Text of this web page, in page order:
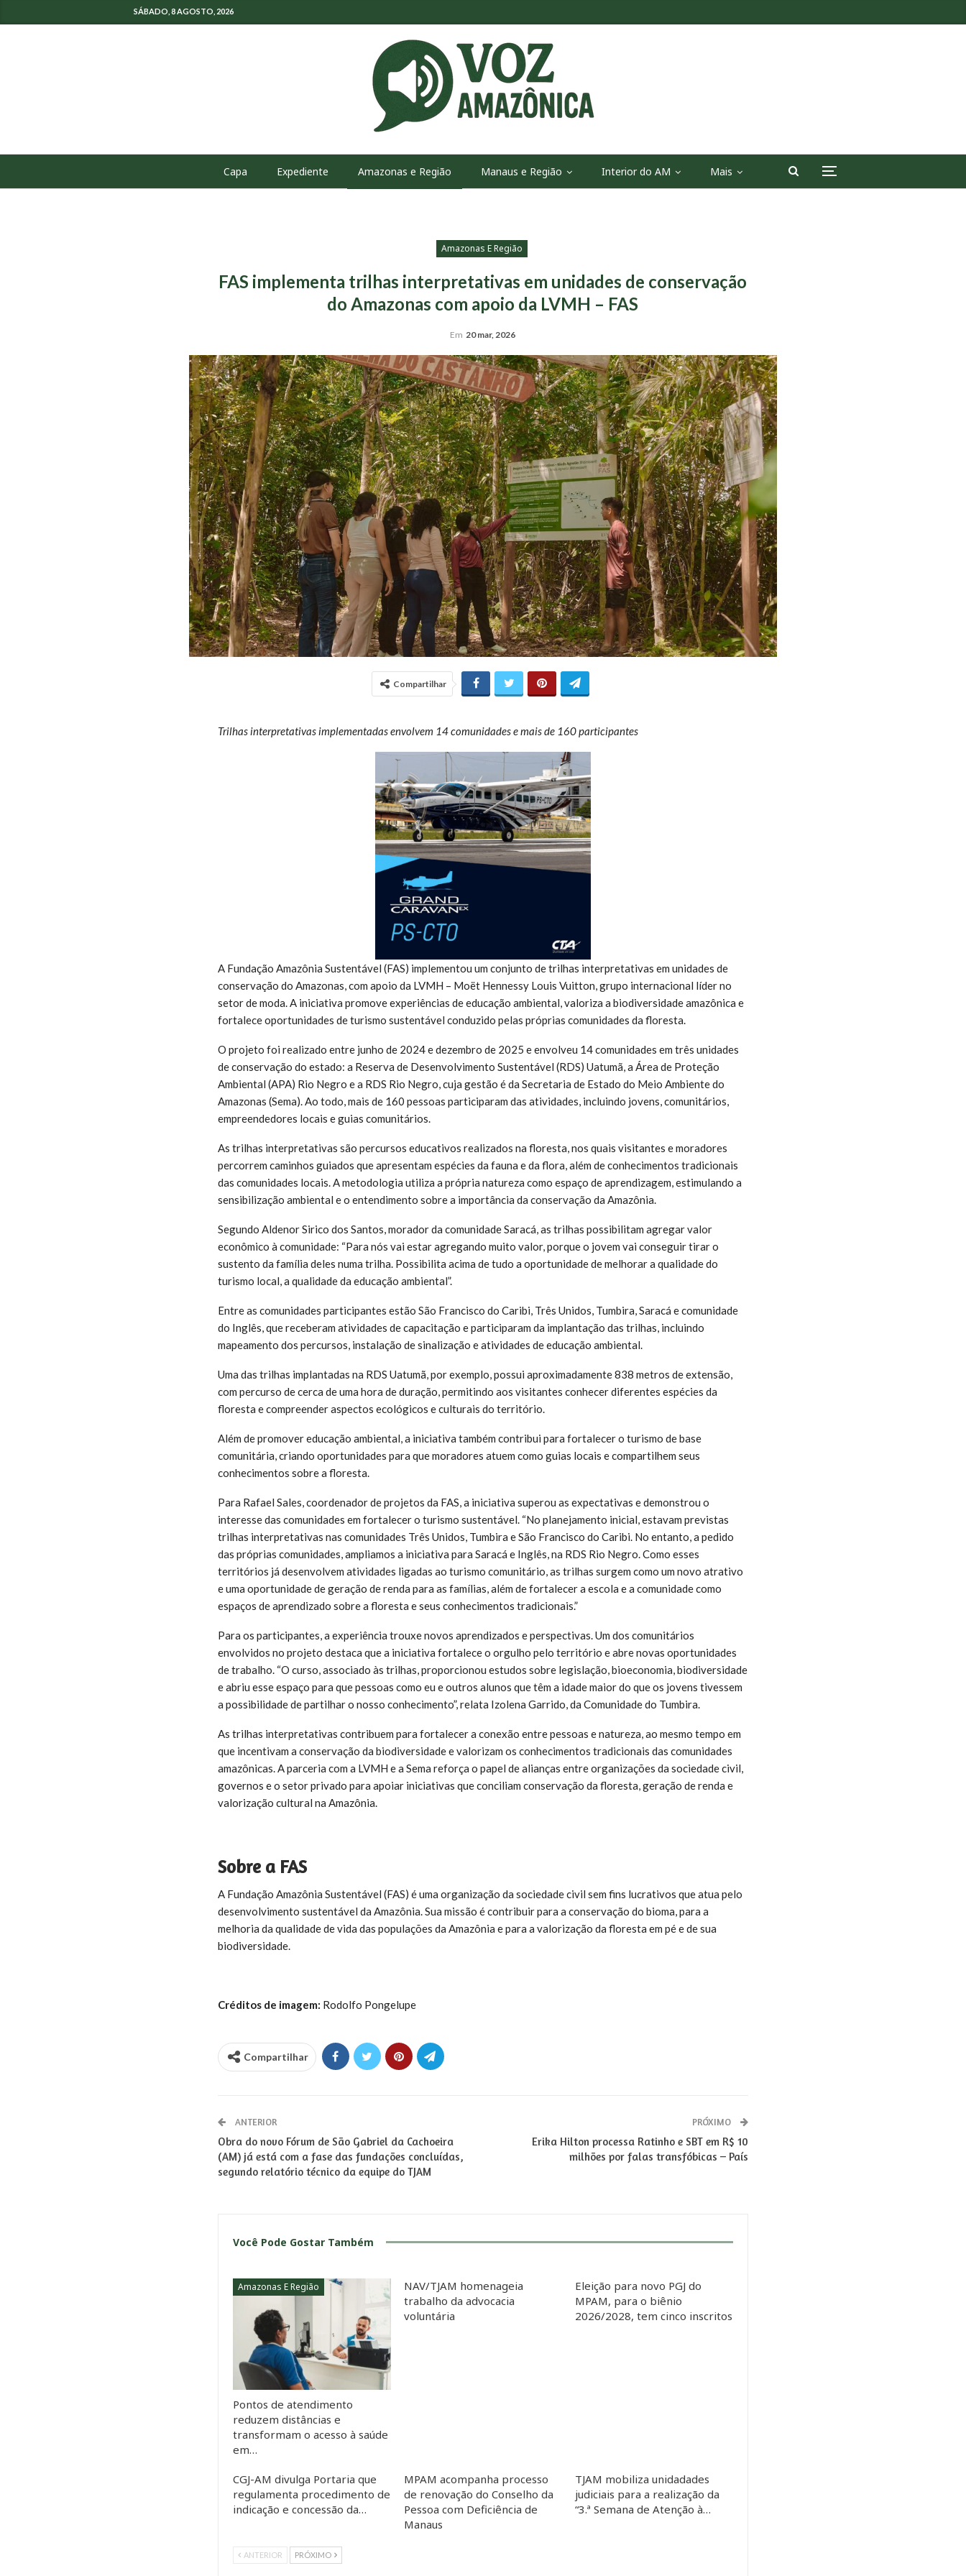
SÁBADO, 8 AGOSTO, 2026
Capa Expediente Amazonas e Região Manaus e Região Interior do AM Mais
Amazonas E Região
FAS implementa trilhas interpretativas em unidades de conservação
do Amazonas com apoio da LVMH – FAS
Em 20 mar, 2026
Compartilhar
Trilhas interpretativas implementadas envolvem 14 comunidades e mais de 160 participantes
A Fundação Amazônia Sustentável (FAS) implementou um conjunto de trilhas interpretativas em unidades de
conservação do Amazonas, com apoio da LVMH – Moët Hennessy Louis Vuitton, grupo internacional líder no
setor de moda. A iniciativa promove experiências de educação ambiental, valoriza a biodiversidade amazônica e
fortalece oportunidades de turismo sustentável conduzido pelas próprias comunidades da floresta.
O projeto foi realizado entre junho de 2024 e dezembro de 2025 e envolveu 14 comunidades em três unidades
de conservação do estado: a Reserva de Desenvolvimento Sustentável (RDS) Uatumã, a Área de Proteção
Ambiental (APA) Rio Negro e a RDS Rio Negro, cuja gestão é da Secretaria de Estado do Meio Ambiente do
Amazonas (Sema). Ao todo, mais de 160 pessoas participaram das atividades, incluindo jovens, comunitários,
empreendedores locais e guias comunitários.
As trilhas interpretativas são percursos educativos realizados na floresta, nos quais visitantes e moradores
percorrem caminhos guiados que apresentam espécies da fauna e da flora, além de conhecimentos tradicionais
das comunidades locais. A metodologia utiliza a própria natureza como espaço de aprendizagem, estimulando a
sensibilização ambiental e o entendimento sobre a importância da conservação da Amazônia.
Segundo Aldenor Sirico dos Santos, morador da comunidade Saracá, as trilhas possibilitam agregar valor
econômico à comunidade: “Para nós vai estar agregando muito valor, porque o jovem vai conseguir tirar o
sustento da família deles numa trilha. Possibilita acima de tudo a oportunidade de melhorar a qualidade do
turismo local, a qualidade da educação ambiental”.
Entre as comunidades participantes estão São Francisco do Caribi, Três Unidos, Tumbira, Saracá e comunidade
do Inglês, que receberam atividades de capacitação e participaram da implantação das trilhas, incluindo
mapeamento dos percursos, instalação de sinalização e atividades de educação ambiental.
Uma das trilhas implantadas na RDS Uatumã, por exemplo, possui aproximadamente 838 metros de extensão,
com percurso de cerca de uma hora de duração, permitindo aos visitantes conhecer diferentes espécies da
floresta e compreender aspectos ecológicos e culturais do território.
Além de promover educação ambiental, a iniciativa também contribui para fortalecer o turismo de base
comunitária, criando oportunidades para que moradores atuem como guias locais e compartilhem seus
conhecimentos sobre a floresta.
Para Rafael Sales, coordenador de projetos da FAS, a iniciativa superou as expectativas e demonstrou o
interesse das comunidades em fortalecer o turismo sustentável. “No planejamento inicial, estavam previstas
trilhas interpretativas nas comunidades Três Unidos, Tumbira e São Francisco do Caribi. No entanto, a pedido
das próprias comunidades, ampliamos a iniciativa para Saracá e Inglês, na RDS Rio Negro. Como esses
territórios já desenvolvem atividades ligadas ao turismo comunitário, as trilhas surgem como um novo atrativo
e uma oportunidade de geração de renda para as famílias, além de fortalecer a escola e a comunidade como
espaços de aprendizado sobre a floresta e seus conhecimentos tradicionais.”
Para os participantes, a experiência trouxe novos aprendizados e perspectivas. Um dos comunitários
envolvidos no projeto destaca que a iniciativa fortalece o orgulho pelo território e abre novas oportunidades
de trabalho. “O curso, associado às trilhas, proporcionou estudos sobre legislação, bioeconomia, biodiversidade
e abriu esse espaço para que pessoas como eu e outros alunos que têm a idade maior do que os jovens tivessem
a possibilidade de partilhar o nosso conhecimento”, relata Izolena Garrido, da Comunidade do Tumbira.
As trilhas interpretativas contribuem para fortalecer a conexão entre pessoas e natureza, ao mesmo tempo em
que incentivam a conservação da biodiversidade e valorizam os conhecimentos tradicionais das comunidades
amazônicas. A parceria com a LVMH e a Sema reforça o papel de alianças entre organizações da sociedade civil,
governos e o setor privado para apoiar iniciativas que conciliam conservação da floresta, geração de renda e
valorização cultural na Amazônia.
Sobre a FAS
A Fundação Amazônia Sustentável (FAS) é uma organização da sociedade civil sem fins lucrativos que atua pelo
desenvolvimento sustentável da Amazônia. Sua missão é contribuir para a conservação do bioma, para a
melhoria da qualidade de vida das populações da Amazônia e para a valorização da floresta em pé e de sua
biodiversidade.
Créditos de imagem: Rodolfo Pongelupe
Compartilhar
ANTERIOR
Obra do novo Fórum de São Gabriel da Cachoeira
(AM) já está com a fase das fundações concluídas,
segundo relatório técnico da equipe do TJAM
PRÓXIMO
Erika Hilton processa Ratinho e SBT em R$ 10
milhões por falas transfóbicas – País
Você Pode Gostar Também
Amazonas E Região
Pontos de atendimento
reduzem distâncias e
transformam o acesso à saúde
em…
NAV/TJAM homenageia
trabalho da advocacia
voluntária
Eleição para novo PGJ do
MPAM, para o biênio
2026/2028, tem cinco inscritos
CGJ-AM divulga Portaria que
regulamenta procedimento de
indicação e concessão da…
MPAM acompanha processo
de renovação do Conselho da
Pessoa com Deficiência de
Manaus
TJAM mobiliza unidadades
judiciais para a realização da
“3.ª Semana de Atenção à…
ANTERIOR PRÓXIMO